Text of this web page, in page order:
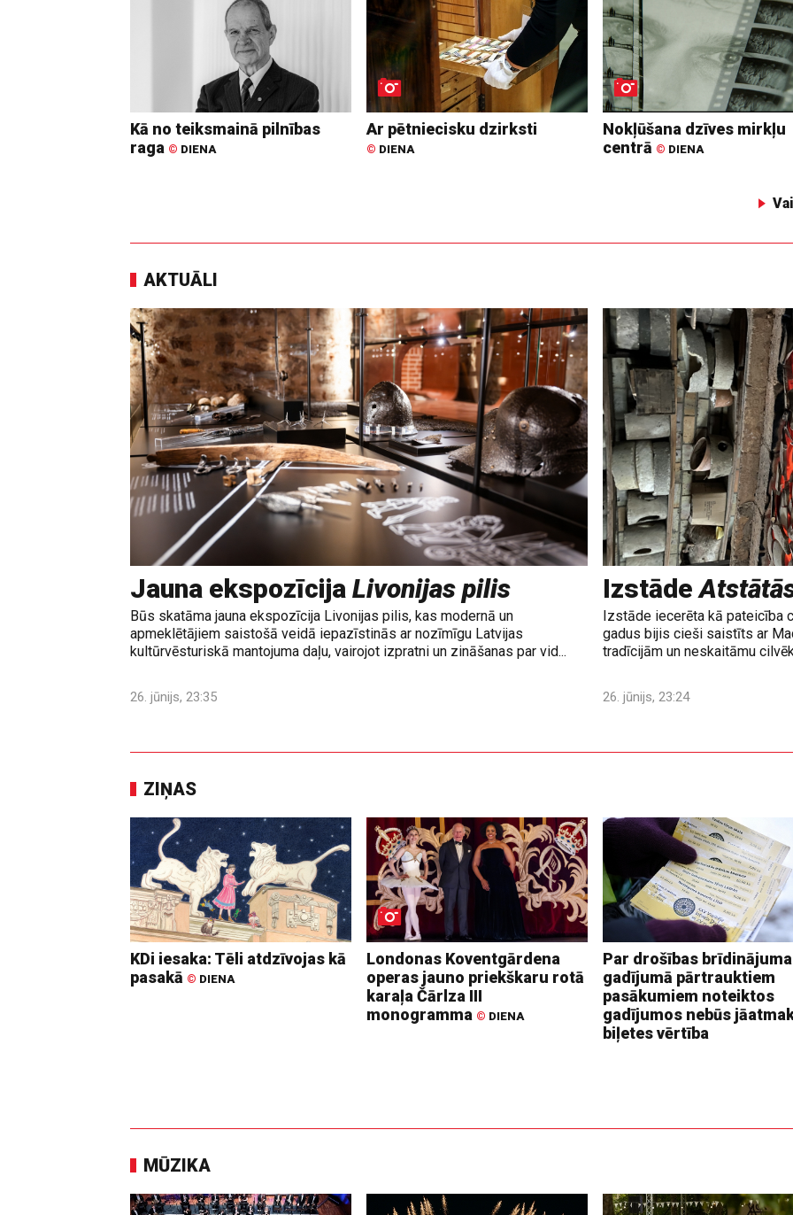
Kā no teiksmainā pilnības
raga © DIENA
Ar pētniecisku dzirksti
© DIENA
Nokļūšana dzīves mirkļu
centrā © DIENA
AKTUĀLI
Jauna ekspozīcija Livonijas pilis
Būs skatāma jauna ekspozīcija Livonijas pilis, kas modernā un
apmeklētājiem saistošā veidā iepazīstinās ar nozīmīgu Latvijas
kultūrvēsturiskā mantojuma daļu, vairojot izpratni un zināšanas par vid...
26. jūnijs, 23:35
Izstāde
Izstāde iecerēta kā pateicība
gadus bijis cieši saistīts ar
tradīcijām un neskaitāmu
26. jūnijs, 23:24
ZIŅAS
KDi iesaka: Tēli atdzīvojas kā
pasakā © DIENA
Londonas Koventgārdena
operas jauno priekškaru rotā
karaļa Čārlza III
monogramma © DIENA
Par drošības brīdinājuma
gadījumā pārtrauktiem
pasākumiem noteiktos
gadījumos nebūs
biļetes vērtība
MŪZIKA